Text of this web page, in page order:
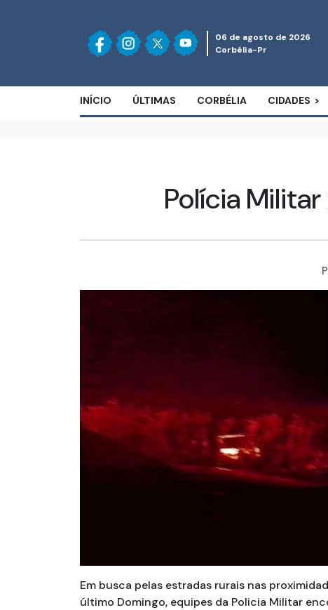
06 de agosto de 2026
Corbélia-Pr
INÍCIO ÚLTIMAS CORBÉLIA CIDADES
Polícia
Em busca pelas estradas rurais nas
último Domingo, equipes da Policia Militar